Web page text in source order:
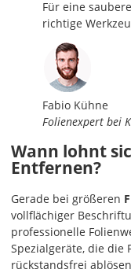
Für eine
richtige
Fabio Kühne
Folienexpert bei
Wann lohnt
Entfernen?
Gerade bei größeren
vollflächiger
professionelle
Spezialgeräte, die die
rückstandsfrei